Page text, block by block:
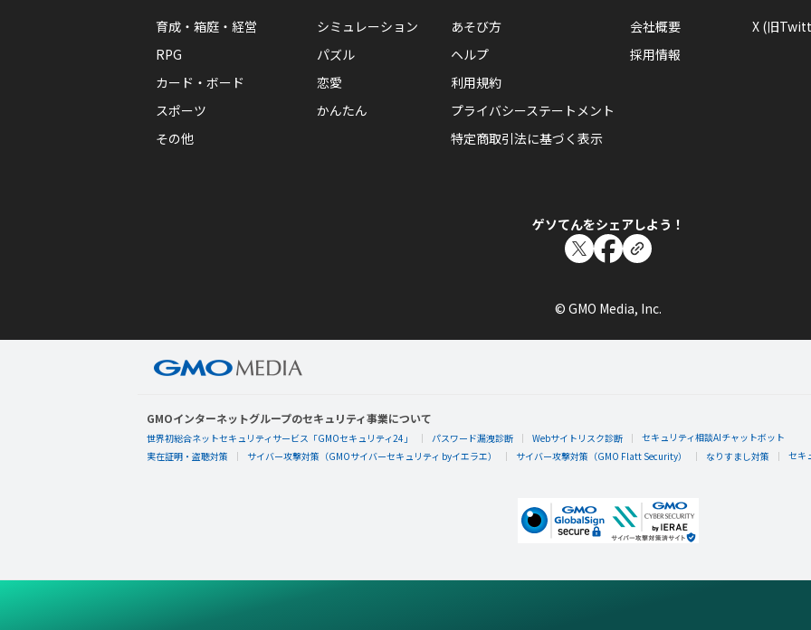
育成・箱庭・経営
シミュレーション
RPG
パズル
カード・ボード
恋愛
スポーツ
かんたん
その他
あそび方
ヘルプ
利用規約
プライバシーステートメント
特定商取引法に基づく表示
会社概要
採用情報
X (旧
ゲソてんをシェアしよう！
© GMO Media, Inc.
GMOインターネットグループのセキュリティ事業について
世界初総合ネットセキュリティサービス「GMOセキュリティ24」 パスワード漏洩診断 Webサイトリスク診断
セキュリティ相談AIチャットボット
実在証明・盗聴対策
サイバー攻撃対策（GMOサイバーセキュリティ byイエラエ） サイバー攻撃対策（GMO Flatt Security） なりすまし対策 セキ